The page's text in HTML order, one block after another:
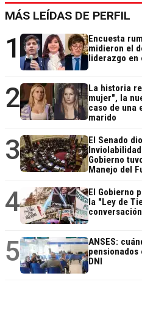
MÁS LEÍDAS DE PERFIL
1
Encuesta
midieron el
liderazgo en
2
La historia
mujer", la
caso de una
marido
3
El Senado
Gobierno
Manejo del
4
El Gobierno
la "Ley de
5
ANSES:
pensionados
DNI